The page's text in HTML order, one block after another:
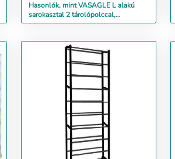
Hasonlók, mint VASAGLE L alakú
sarokasztal 2 tárolópolccal,
138x138x75cm, ipari,...